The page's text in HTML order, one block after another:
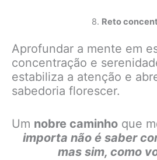
8. Reto
Aprofundar a mente em
concentração e
estabiliza a atenção e
sabedoria florescer.
Um nobre caminho que
importa não é saber
mas sim, como